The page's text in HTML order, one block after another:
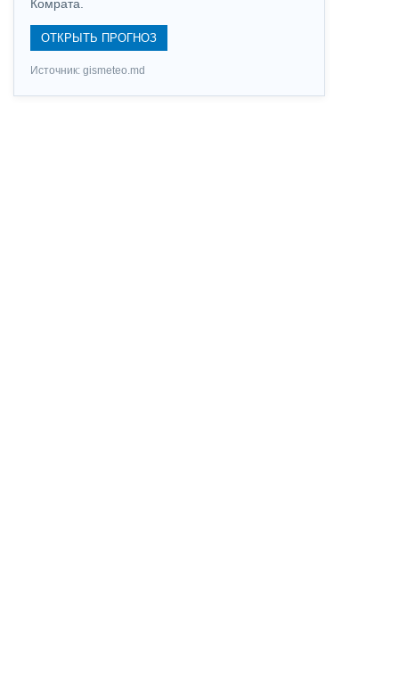
Комрата.
ОТКРЫТЬ ПРОГНОЗ
Источник: gismeteo.md